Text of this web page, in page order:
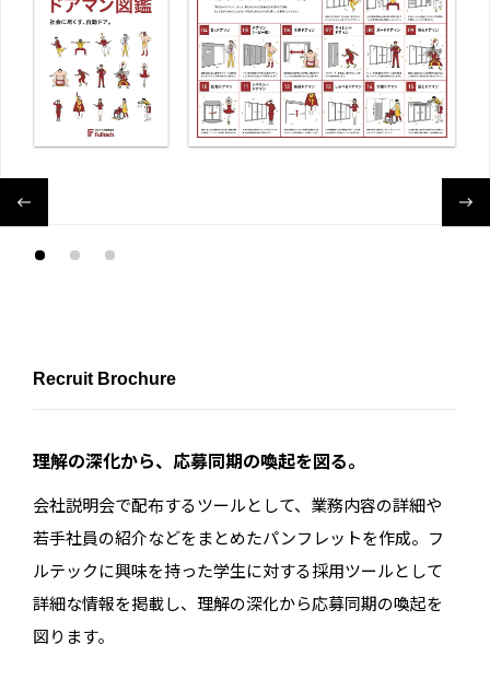
Recruit Brochure
理解の深化から、応募同期の喚起を図る。
会社説明会で配布するツールとして、業務内容の詳細や
若手社員の紹介などをまとめたパンフレットを作成。フ
ルテックに興味を持った学生に対する採用ツールとして
詳細な情報を掲載し、理解の深化から応募同期の喚起を
図ります。